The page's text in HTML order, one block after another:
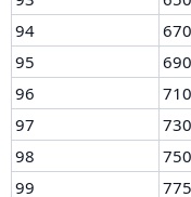
94
670
95
690
96
710
97
730
98
750
99
775